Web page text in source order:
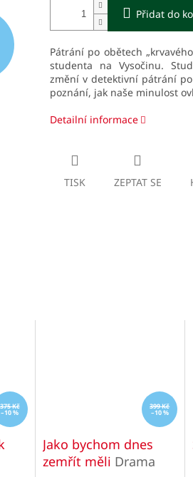
Přidat do
Pátrání po obětech
studenta na Vysočinu.
změní v detektivní pátrání
poznání, jak naše minulost
Detailní informace
TISK ZEPTAT SE
375 Kč
–10 %
399 Kč
–10 %
Jako bychom dnes
zemřít měli Drama